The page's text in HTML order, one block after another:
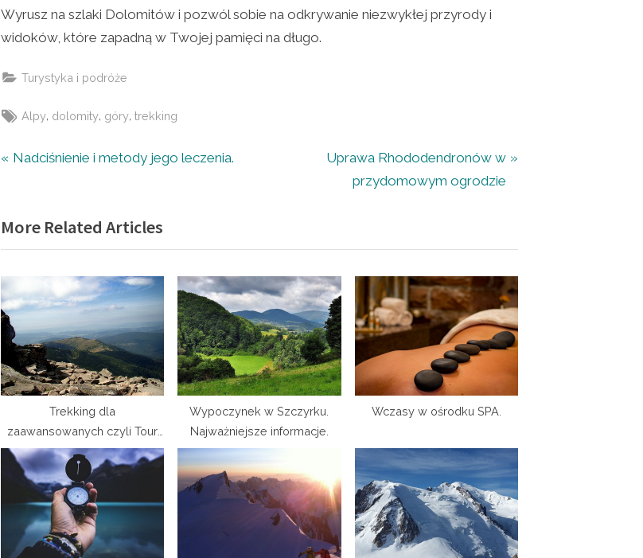
Wyrusz na szlaki Dolomitów i pozwól sobie na odkrywanie niezwykłej przyrody i
widoków, które zapadną w Twojej pamięci na długo.
Turystyka i podróże
Tags:
Alpy dolomity góry trekking
Nawigacja
P
v
i
u
s
P
o
s
:
Nadciśnienie i metody jego leczenia.
N
P
s
t
:
Uprawa Rhododendronów w
przydomowym ogrodzie
More Related Articles
Trekking dla
zaawansowanych czyli Tour
du Mont Blanc.
Wypoczynek w Szczyrku.
Najważniejsze informacje.
Wczasy w ośrodku SPA.